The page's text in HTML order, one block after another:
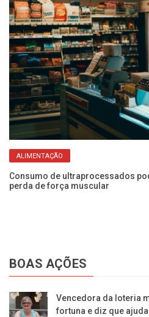
ALIMENTAÇÃO
Consumo de ultraprocessados
perda de força muscular
BOAS AÇÕES
Vencedora da loteria
fortuna e diz que